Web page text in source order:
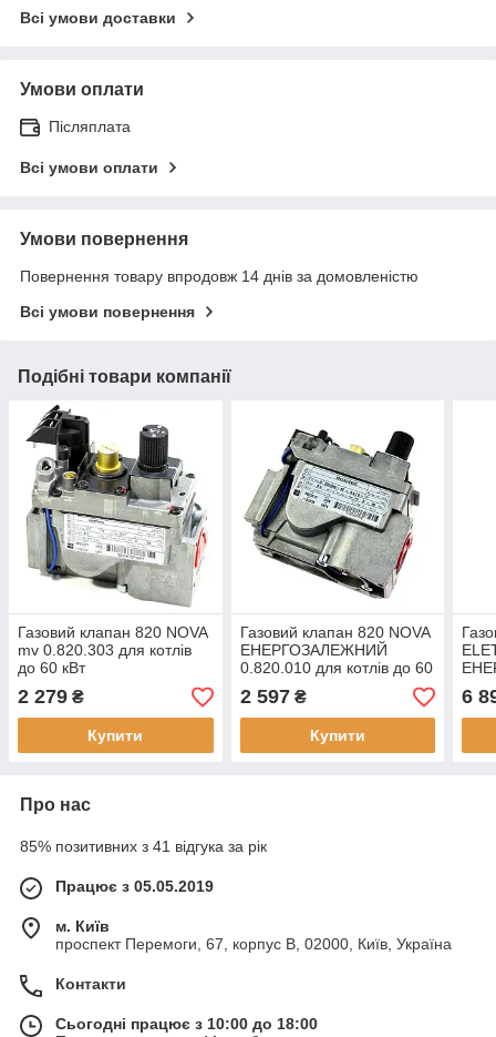
Всі умови доставки
Умови оплати
Післяплата
Всі умови оплати
Умови повернення
Повернення товару впродовж 14 днів за домовленістю
Всі умови повернення
Подібні товари компанії
Газовий клапан 820 NOVA
mv 0.820.303 для котлів
до 60 кВт
2 279 ₴
Купити
Газовий клапан 820 NOVA
ЕНЕРГОЗАЛЕЖНИЙ
0.820.010 для котлів до 60
кВт
2 597₴
Купити
для
6
Про нас
85% позитивних з 41 відгука за рік
Працює з 05.05.2019
м. Київ
проспект Перемоги, 67, корпус В, 02000, Київ, Україна
Контакти
Сьогодні працює з 10:00 до 18:00